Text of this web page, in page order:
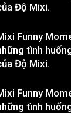
Độ Mixi.
Funny
tình
Độ Mixi.
Funny
tình